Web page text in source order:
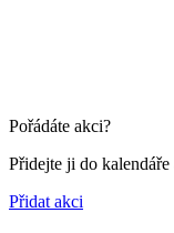
Pořádáte akci?
Přidejte ji do
Přidat akci